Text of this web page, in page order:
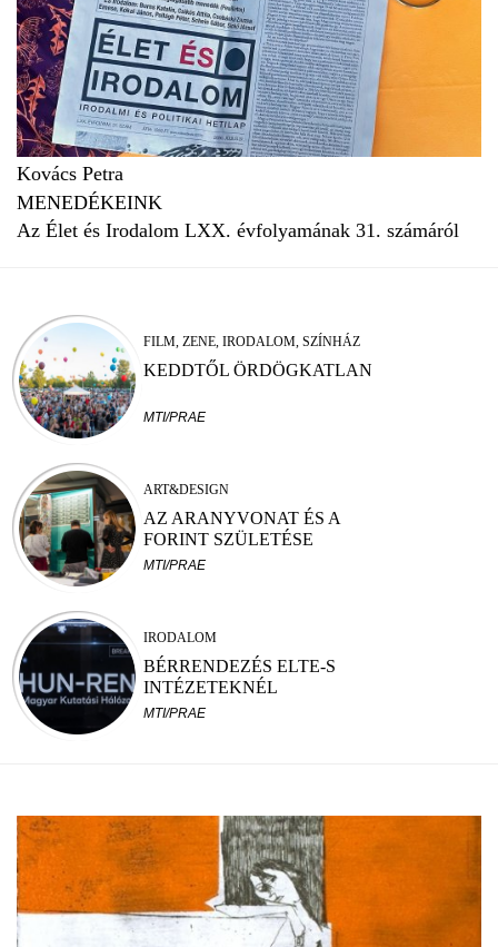
Kovács Petra
MENEDÉKEINK
Az Élet és Irodalom LXX. évfolyamának 31. számáról
FILM, ZENE, IRODALOM, SZÍNHÁZ
KEDDTŐL ÖRDÖGKATLAN
MTI/PRAE
ART&DESIGN
AZ ARANYVONAT ÉS A
FORINT SZÜLETÉSE
MTI/PRAE
IRODALOM
BÉRRENDEZÉS ELTE-S
INTÉZETEKNÉL
MTI/PRAE